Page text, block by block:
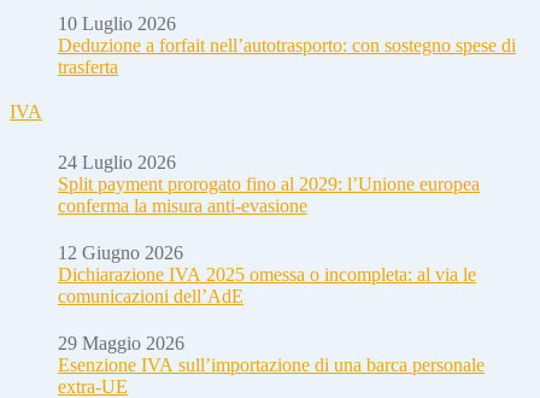
10 Luglio 2026
Deduzione a forfait nell’autotrasporto: con sostegno spese di
trasferta
IVA
24 Luglio 2026
Split payment prorogato fino al 2029: l’Unione europea
conferma la misura anti-evasione
12 Giugno 2026
Dichiarazione IVA 2025 omessa o incompleta: al via le
comunicazioni dell’AdE
29 Maggio 2026
Esenzione IVA sull’importazione di una barca personale
extra-UE